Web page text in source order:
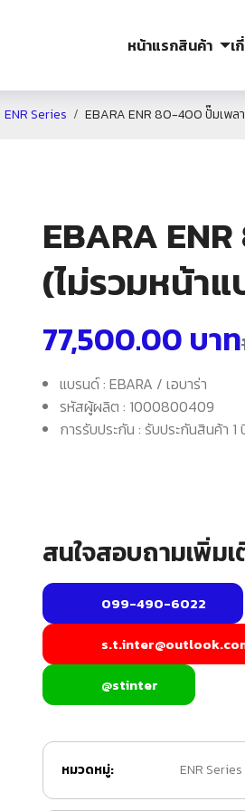
หน้าแรกสินค้า เ
ENR Series EBARA ENR 80-400 ปั๊มเพล
EBARA
(ไม่รวมหน้า
77,500.00 บาท
แบรนด์ : EBARA / เอบาร่า
รหัสผู้ผลิต : 1000800409
การรับประกัน : รับประกันสินค้า 1
สนใจสอบถามเพิ่ม
099-490-6022
@stinter
หมวดหมู่: ENR Series